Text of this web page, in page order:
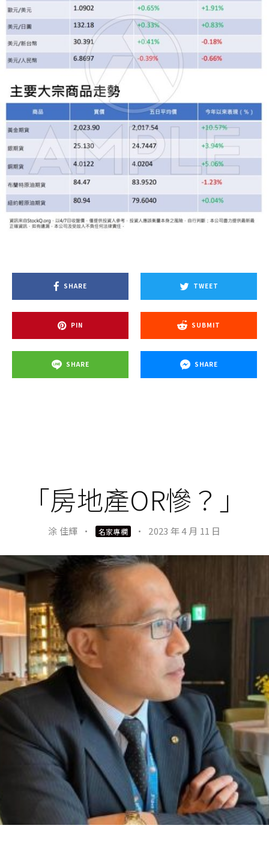
SHARE TWEET
PIN SUBMIT
SHARE SHARE
「房地產OR慘？」
涂 佳輝 · 名家專欄 · 2023 年 4 月 11 日